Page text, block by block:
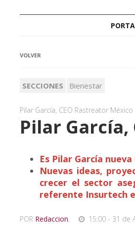
VOLVER
SECCIONES Bienestar
Pilar García, CEO Rastreator México
Pilar García,
Es Pilar García
Nuevas ideas,
crecer el sector
referente Insurtech
POR Redaccion, 15:00 - 31 de